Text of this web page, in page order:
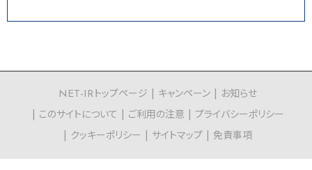
NET-IRトップページ キャンペーン
お知らせ
このサイトについて
ご利用の注意
プライバシーポリシー
クッキーポリシー
サイトマップ 免責事項